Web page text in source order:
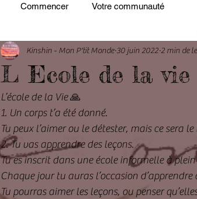
Commencer Votre communauté
L Ecole de la vie
Kinshin - Mon P'tit Monde 30 juin 2022 2 min de
L’école de la Vie 🙏
1. Un corps t’a été donné.
Tu peux l’aimer ou le détester, mais ce sera
2. Tu vas apprendre des leçons.
Tu es inscrit dans une école informelle à plein
Chaque jour tu auras l’occasion d’apprendre
Tu pourras aimer les leçons, ou penser